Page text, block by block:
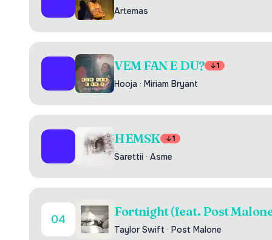
Artemas
VEM FAN E DU? 1
Hooja · Miriam Bryant
HEMSK 1
Sarettii · Asme
04
Fortnight (feat. Post
Taylor Swift · Post Malone